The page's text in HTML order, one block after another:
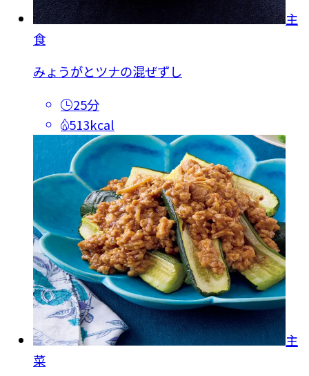
主
食
みょうがとツナの混ぜずし
25分
513kcal
主
菜